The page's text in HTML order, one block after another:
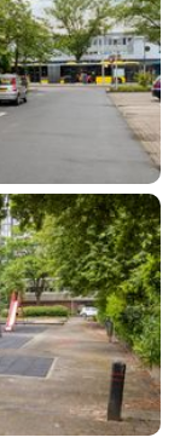
wastafel